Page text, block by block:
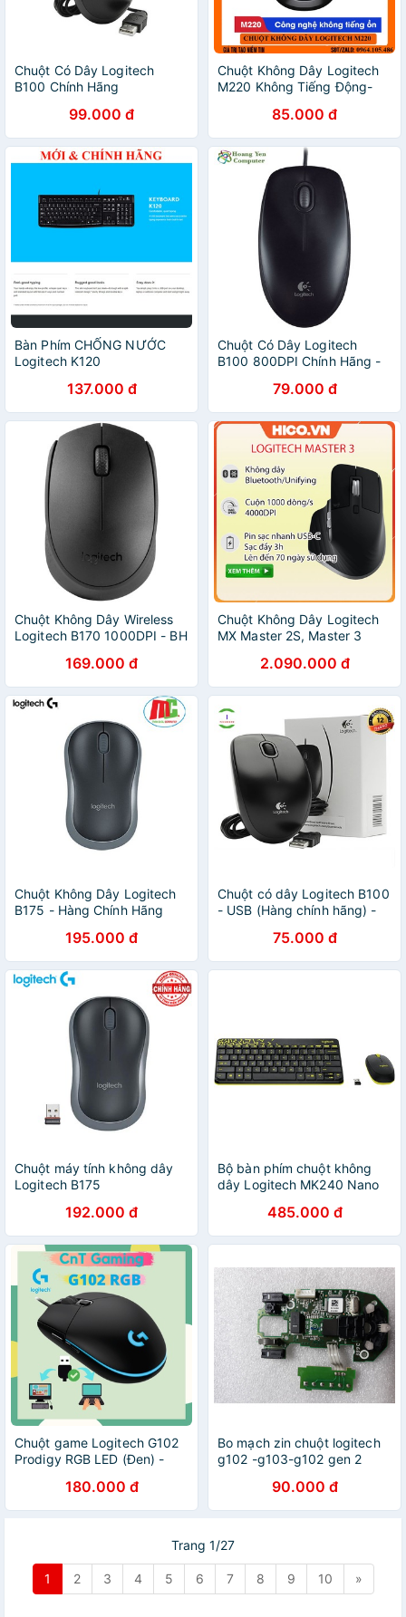
Chuột Có Dây Logitech
B100 Chính Hãng
99.000 đ
Chuột Không Dây Logitech
M220 Không Tiếng Động-
Nhạy Cao -Bảo Hành 1 năm
-Tặng kèm bàn di chuột
85.000 đ
Bàn Phím CHỐNG NƯỚC
Logitech K120
137.000 đ
Chuột Có Dây Logitech
B100 800DPI Chính Hãng -
Computer79.000 đ
Chuột Không Dây Wireless
Logitech B170 1000DPI - BH
169.000 đ
Chuột Không Dây Logitech
MX Master 2S, Master 3
Hãng - Bảo Hành 12 Tháng
2.090.000 đ
Chuột Không Dây Logitech
B175 - Hàng Chính Hãng
195.000 đ
Chuột có dây Logitech B100
- USB (Hàng chính hãng) -
75.000 đ
Chuột máy tính không dây
Logitech B175
192.000 đ
Bộ bàn phím chuột không
dây Logitech MK240 Nano
485.000 đ
Chuột game Logitech G102
Prodigy RGB LED (Đen) -
Đã Qua Sử Dụng
180.000 đ
Bo mạch zin chuột logitech
g102 -g103-g102 gen 2
90.000 đ
Trang 1/27
1 2 3 4 5 6 7 8 9 10 »